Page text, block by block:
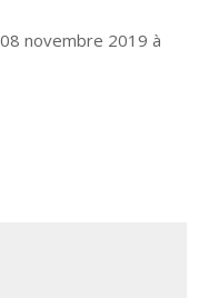
novembre 2019 à